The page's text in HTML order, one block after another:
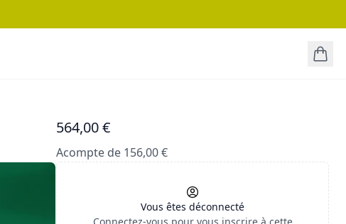
564,00 €
Acompte de 156,00 €
Vous êtes déconnecté